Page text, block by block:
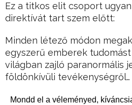
Ez a titkos elit csoport
direktívát tart szem előtt:
Minden létező módon
egyszerű emberek
világban zajló paranormális
földönkívüli tevékenységről…
Mondd el a véleményed,